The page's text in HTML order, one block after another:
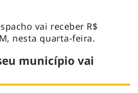
vai receber R$
nesta quarta-feira.
município vai